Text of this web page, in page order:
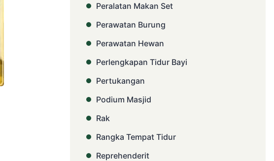
Peralatan Makan Set
Perawatan Burung
Perawatan Hewan
Perlengkapan Tidur Bayi
Pertukangan
Podium Masjid
Rak
Rangka Tempat Tidur
Reprehenderit